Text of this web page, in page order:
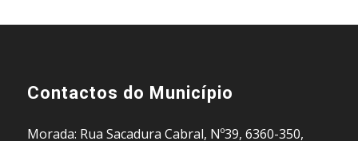
Contactos do Município
Morada: Rua Sacadura Cabral, Nº39, 6360-350,